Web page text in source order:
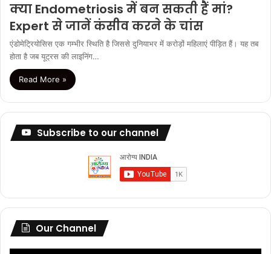
क्या Endometriosis में बन सकती हैं मां?
Expert से जानें कंसीव करने के चांस
एंडोमेट्रियोसिस एक गम्भीर स्थिति है जिससे दुनियाभर में करोड़ों महिलाएं पीड़ित हैं। यह तब
होता है जब यूट्रस की लाइनिंग…
Read More »
Subscribe to our channel
Our Channel